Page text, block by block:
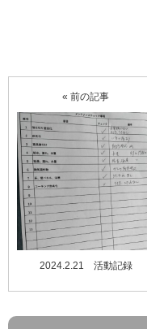
« 前の記事
2024.2.21 活動記録